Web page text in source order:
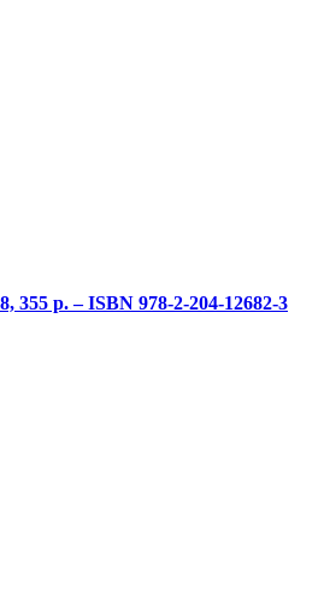
355 p. – ISBN 978-2-204-12682-3